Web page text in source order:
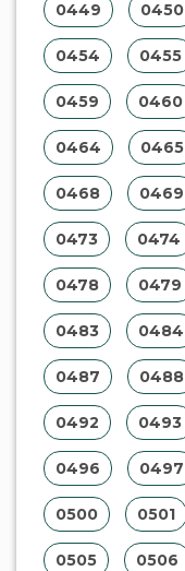
0449 0450
0454 0455
0459 0460
0464 0465
0468 0469
0473 0474
0478 0479
0483 0484
0487 0488
0492 0493
0496 0497
0500 0501
0505 0506